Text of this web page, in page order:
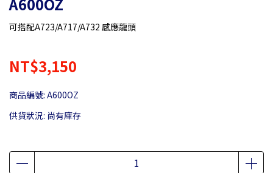
可搭配A723/A717/A732 感應龍頭
NT$3,150
商品編號: A600OZ
供貨狀況: 尚有庫存